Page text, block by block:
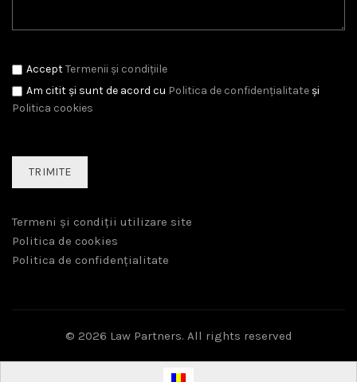
AcceptTermenii și condițiile
Am citit și sunt de acord cu Politica de confidențialitate și
Politica cookies
Termeni și condiții utilizare site
Politica de cookies
Politica de confidențialitate
© 2026 Law Partners. All rights reserved